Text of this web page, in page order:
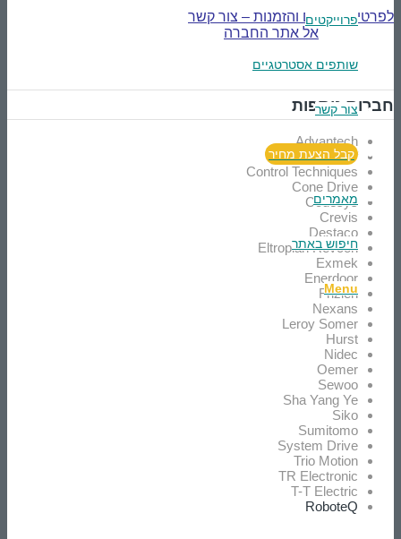
פרוייקטים
שותפים אסטרטגיים
צור קשר
קבל הצעת מחיר
מאמרים
חיפוש באתר
Menu
לפרטים נוספים והזמנות – צור קשר
אל אתר החברה
חברות נוספות
Advantech
Berghof
Control Techniques
Cone Drive
Codesys
Crevis
Destaco
Eltroplan Revcon
Exmek
Enerdoor
Frizlen
Nexans
Leroy Somer
Hurst
Nidec
Oemer
Sewoo
Sha Yang Ye
Siko
Sumitomo
System Drive
Trio Motion
TR Electronic
T-T Electric
RoboteQ